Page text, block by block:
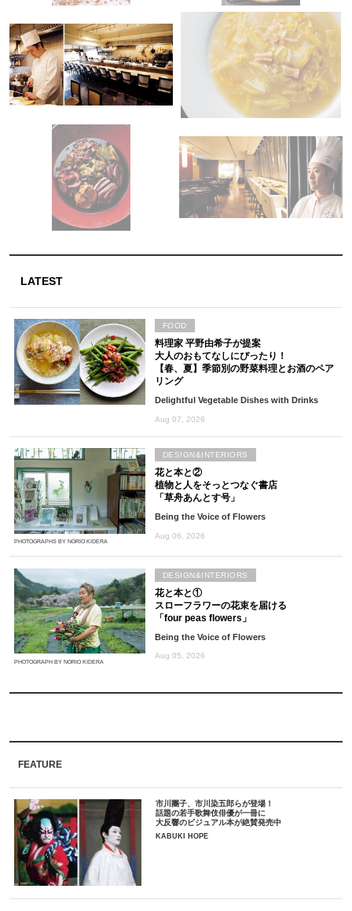
LATEST
料理家 平野由希子が提案
大人のおもてなしにぴったり！
【春、夏】季節別の野菜料理とお酒のペア
リング
Delightful Vegetable Dishes with Drinks
Aug 07, 2026
FOOD
PHOTOGRAPHS BY NORIO KIDERA
花と本と②
植物と人をそっとつなぐ書店
「草舟あんとす号」
Being the Voice of Flowers
Aug 06, 2026
DESIGN&INTERIORS
PHOTOGRAPH BY NORIO KIDERA
花と本と①
スローフラワーの花束を届ける
「four peas flowers」
Being the Voice of Flowers
Aug 05, 2026
DESIGN&INTERIORS
FEATURE
市川團子、市川染五郎らが登場！
話題の若手歌舞伎俳優が一冊に
大反響のビジュアル本が絶賛発売中
KABUKI HOPE